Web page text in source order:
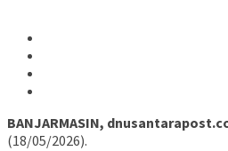
BANJARMASIN,
(18/05/2026).